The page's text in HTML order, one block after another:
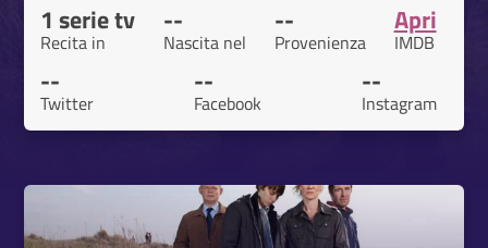
1 serie tv
Recita in
--
Nascita nel
--
Provenienza
Apri
IMDB
--
Twitter
--
Facebook
--
Instagram